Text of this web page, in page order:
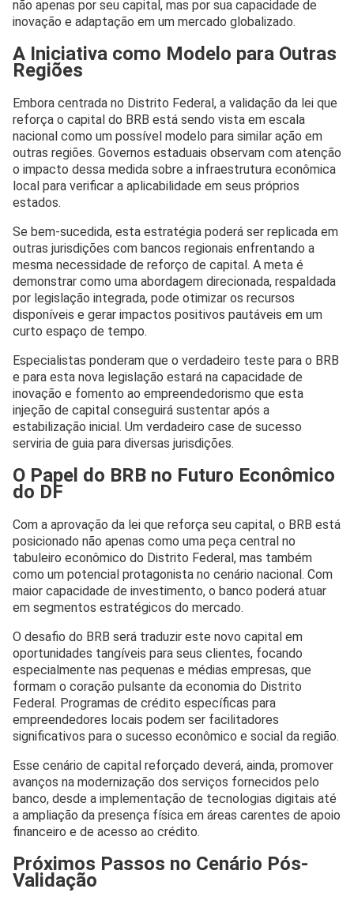
não apenas por seu capital, mas por sua capacidade de
inovação e adaptação em um mercado globalizado.
A Iniciativa como Modelo para Outras
Regiões
Embora centrada no Distrito Federal, a validação da lei que
reforça o capital do BRB está sendo vista em escala
nacional como um possível modelo para similar ação em
outras regiões. Governos estaduais observam com atenção
o impacto dessa medida sobre a infraestrutura econômica
local para verificar a aplicabilidade em seus próprios
estados.
Se bem-sucedida, esta estratégia poderá ser replicada em
outras jurisdições com bancos regionais enfrentando a
mesma necessidade de reforço de capital. A meta é
demonstrar como uma abordagem direcionada, respaldada
por legislação integrada, pode otimizar os recursos
disponíveis e gerar impactos positivos pautáveis em um
curto espaço de tempo.
Especialistas ponderam que o verdadeiro teste para o BRB
e para esta nova legislação estará na capacidade de
inovação e fomento ao empreendedorismo que esta
injeção de capital conseguirá sustentar após a
estabilização inicial. Um verdadeiro case de sucesso
serviria de guia para diversas jurisdições.
O Papel do BRB no Futuro Econômico
do DF
Com a aprovação da lei que reforça seu capital, o BRB está
posicionado não apenas como uma peça central no
tabuleiro econômico do Distrito Federal, mas também
como um potencial protagonista no cenário nacional. Com
maior capacidade de investimento, o banco poderá atuar
em segmentos estratégicos do mercado.
O desafio do BRB será traduzir este novo capital em
oportunidades tangíveis para seus clientes, focando
especialmente nas pequenas e médias empresas, que
formam o coração pulsante da economia do Distrito
Federal. Programas de crédito específicas para
empreendedores locais podem ser facilitadores
significativos para o sucesso econômico e social da região.
Esse cenário de capital reforçado deverá, ainda, promover
avanços na modernização dos serviços fornecidos pelo
banco, desde a implementação de tecnologias digitais até
a ampliação da presença física em áreas carentes de apoio
financeiro e de acesso ao crédito.
Próximos Passos no Cenário Pós-
Validação